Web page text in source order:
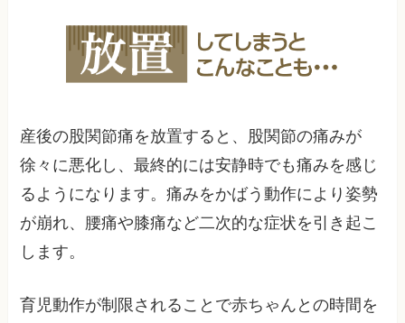
産後の股関節痛を放置すると、股関節の痛みが
徐々に悪化し、最終的には安静時でも痛みを感じ
るようになります。痛みをかばう動作により姿勢
が崩れ、腰痛や膝痛など二次的な症状を引き起こ
します。
育児動作が制限されることで赤ちゃんとの時間を